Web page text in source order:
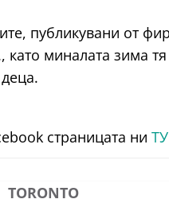
публикувани от
като миналата зима
страницата ни
TORONTO